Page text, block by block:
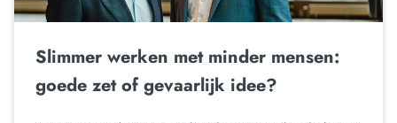
Slimmer werken met minder mensen:
goede zet of gevaarlijk idee?